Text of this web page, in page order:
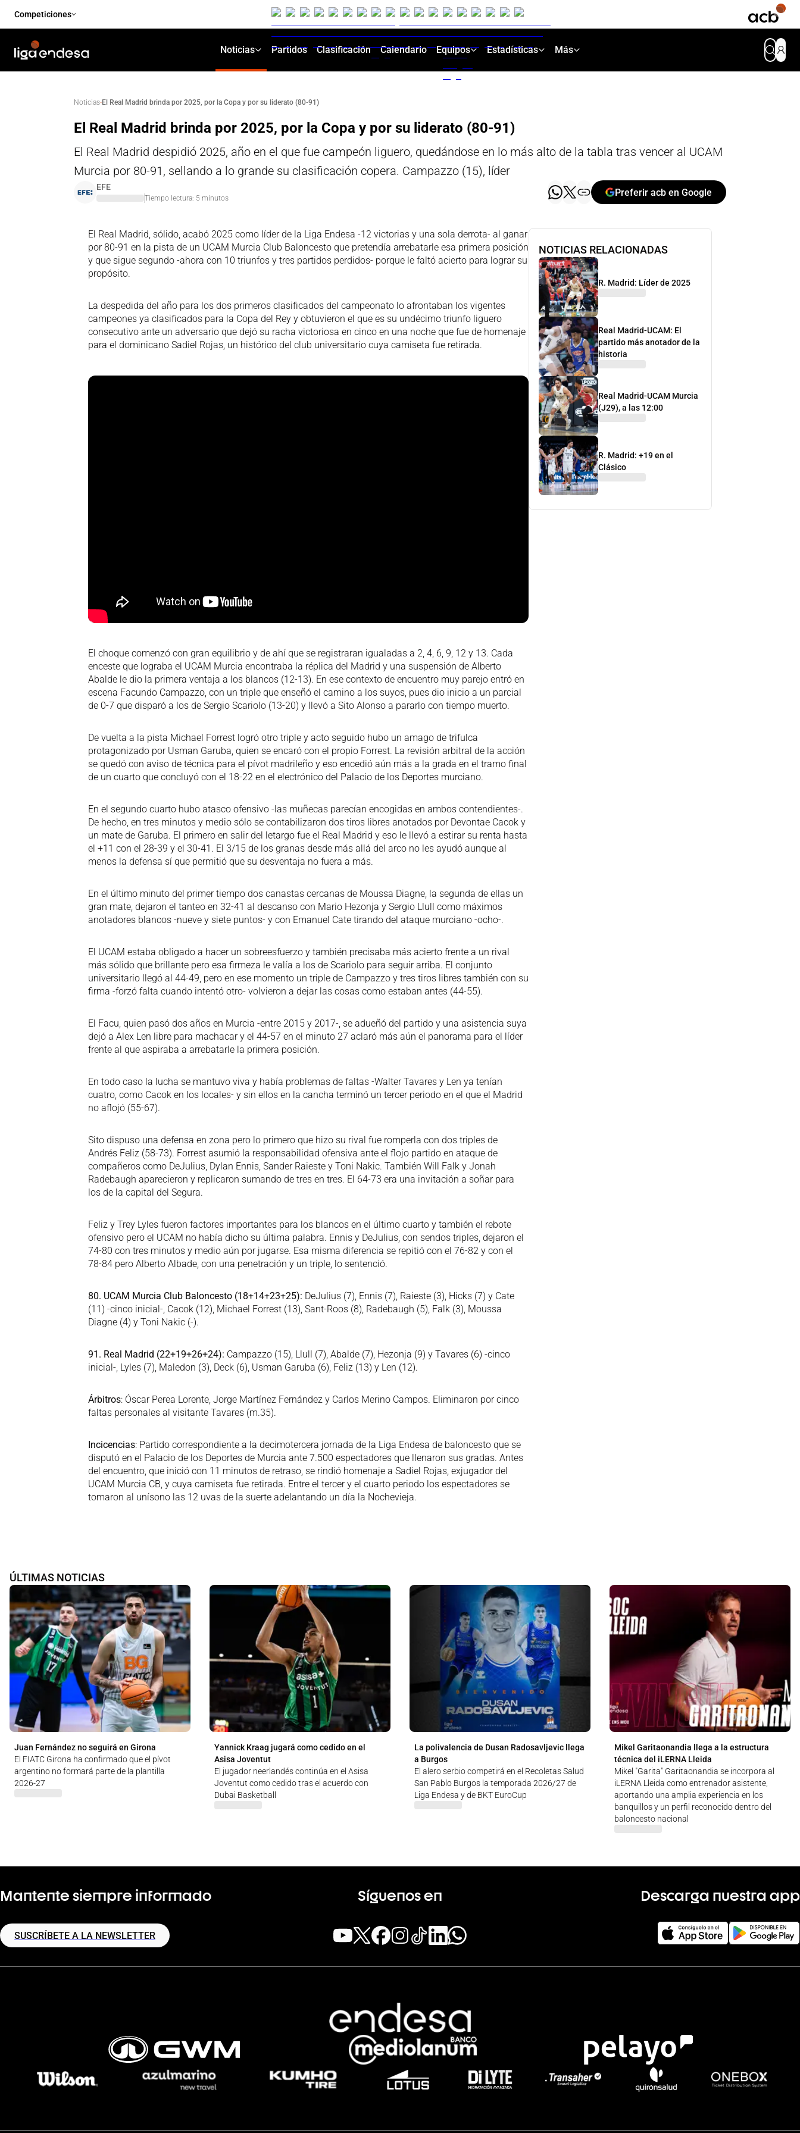
Competiciones
Noticias Partidos Clasificación Calendario Equipos Estadísticas Más
Noticias·El Real Madrid brinda por 2025, por la Copa y por su liderato (80-91)
El Real Madrid brinda por 2025, por la Copa y por su liderato (80-91)
El Real Madrid despidió 2025, año en el que fue campeón liguero, quedándose en lo más alto de la tabla tras vencer al UCAM
Murcia por 80-91, sellando a lo grande su clasificación copera. Campazzo (15), líder
EFE
Tiempo lectura: 5 minutos
Preferir acb en Google
El Real Madrid, sólido, acabó 2025 como líder de la Liga Endesa -12 victorias y una sola derrota- al ganar
por 80-91 en la pista de un UCAM Murcia Club Baloncesto que pretendía arrebatarle esa primera posición
y que sigue segundo -ahora con 10 triunfos y tres partidos perdidos- porque le faltó acierto para lograr su
propósito.
La despedida del año para los dos primeros clasificados del campeonato lo afrontaban los vigentes
campeones ya clasificados para la Copa del Rey y obtuvieron el que es su undécimo triunfo liguero
consecutivo ante un adversario que dejó su racha victoriosa en cinco en una noche que fue de homenaje
para el dominicano Sadiel Rojas, un histórico del club universitario cuya camiseta fue retirada.
El choque comenzó con gran equilibrio y de ahí que se registraran igualadas a 2, 4, 6, 9, 12 y 13. Cada
enceste que lograba el UCAM Murcia encontraba la réplica del Madrid y una suspensión de Alberto
Abalde le dio la primera ventaja a los blancos (12-13). En ese contexto de encuentro muy parejo entró en
escena Facundo Campazzo, con un triple que enseñó el camino a los suyos, pues dio inicio a un parcial
de 0-7 que disparó a los de Sergio Scariolo (13-20) y llevó a Sito Alonso a pararlo con tiempo muerto.
De vuelta a la pista Michael Forrest logró otro triple y acto seguido hubo un amago de trifulca
protagonizado por Usman Garuba, quien se encaró con el propio Forrest. La revisión arbitral de la acción
se quedó con aviso de técnica para el pívot madrileño y eso encedió aún más a la grada en el tramo final
de un cuarto que concluyó con el 18-22 en el electrónico del Palacio de los Deportes murciano.
En el segundo cuarto hubo atasco ofensivo -las muñecas parecían encogidas en ambos contendientes-.
De hecho, en tres minutos y medio sólo se contabilizaron dos tiros libres anotados por Devontae Cacok y
un mate de Garuba. El primero en salir del letargo fue el Real Madrid y eso le llevó a estirar su renta hasta
el +11 con el 28-39 y el 30-41. El 3/15 de los granas desde más allá del arco no les ayudó aunque al
menos la defensa sí que permitió que su desventaja no fuera a más.
En el último minuto del primer tiempo dos canastas cercanas de Moussa Diagne, la segunda de ellas un
gran mate, dejaron el tanteo en 32-41 al descanso con Mario Hezonja y Sergio Llull como máximos
anotadores blancos -nueve y siete puntos- y con Emanuel Cate tirando del ataque murciano -ocho-.
El UCAM estaba obligado a hacer un sobreesfuerzo y también precisaba más acierto frente a un rival
más sólido que brillante pero esa firmeza le valía a los de Scariolo para seguir arriba. El conjunto
universitario llegó al 44-49, pero en ese momento un triple de Campazzo y tres tiros libres también con su
firma -forzó falta cuando intentó otro- volvieron a dejar las cosas como estaban antes (44-55).
El Facu, quien pasó dos años en Murcia -entre 2015 y 2017-, se adueñó del partido y una asistencia suya
dejó a Alex Len libre para machacar y el 44-57 en el minuto 27 aclaró más aún el panorama para el líder
frente al que aspiraba a arrebatarle la primera posición.
En todo caso la lucha se mantuvo viva y había problemas de faltas -Walter Tavares y Len ya tenían
cuatro, como Cacok en los locales- y sin ellos en la cancha terminó un tercer periodo en el que el Madrid
no aflojó (55-67).
Sito dispuso una defensa en zona pero lo primero que hizo su rival fue romperla con dos triples de
Andrés Feliz (58-73). Forrest asumió la responsabilidad ofensiva ante el flojo partido en ataque de
compañeros como DeJulius, Dylan Ennis, Sander Raieste y Toni Nakic. También Will Falk y Jonah
Radebaugh aparecieron y replicaron sumando de tres en tres. El 64-73 era una invitación a soñar para
los de la capital del Segura.
Feliz y Trey Lyles fueron factores importantes para los blancos en el último cuarto y también el rebote
ofensivo pero el UCAM no había dicho su última palabra. Ennis y DeJulius, con sendos triples, dejaron el
74-80 con tres minutos y medio aún por jugarse. Esa misma diferencia se repitió con el 76-82 y con el
78-84 pero Alberto Albade, con una penetración y un triple, lo sentenció.
80. UCAM Murcia Club Baloncesto (18+14+23+25): DeJulius (7), Ennis (7), Raieste (3), Hicks (7) y Cate
(11) -cinco inicial-, Cacok (12), Michael Forrest (13), Sant-Roos (8), Radebaugh (5), Falk (3), Moussa
Diagne (4) y Toni Nakic (-).
91. Real Madrid (22+19+26+24): Campazzo (15), Llull (7), Abalde (7), Hezonja (9) y Tavares (6) -cinco
inicial-, Lyles (7), Maledon (3), Deck (6), Usman Garuba (6), Feliz (13) y Len (12).
Árbitros: Óscar Perea Lorente, Jorge Martínez Fernández y Carlos Merino Campos. Eliminaron por cinco
faltas personales al visitante Tavares (m.35).
Incicencias: Partido correspondiente a la decimotercera jornada de la Liga Endesa de baloncesto que se
disputó en el Palacio de los Deportes de Murcia ante 7.500 espectadores que llenaron sus gradas. Antes
del encuentro, que inició con 11 minutos de retraso, se rindió homenaje a Sadiel Rojas, exjugador del
UCAM Murcia CB, y cuya camiseta fue retirada. Entre el tercer y el cuarto periodo los espectadores se
tomaron al unísono las 12 uvas de la suerte adelantando un día la Nochevieja.
NOTICIAS RELACIONADAS
R. Madrid: Líder de 2025
Real Madrid-UCAM: El
partido más anotador de la
historia
Real Madrid-UCAM Murcia
(J29), a las 12:00
R. Madrid: +19 en el
Clásico
ÚLTIMAS NOTICIAS
Juan Fernández no seguirá en Girona
El FIATC Girona ha confirmado que el pívot
argentino no formará parte de la plantilla
2026-27
Yannick Kraag jugará como cedido en el
Asisa Joventut
El jugador neerlandés continúa en el Asisa
Joventut como cedido tras el acuerdo con
Dubai Basketball
La polivalencia de Dusan Radosavljevic llega
a Burgos
El alero serbio competirá en el Recoletas Salud
San Pablo Burgos la temporada 2026/27 de
Liga Endesa y de BKT EuroCup
Mikel Garitaonandia llega a la estructura
técnica del iLERNA Lleida
Mikel "Garita" Garitaonandia se incorpora al
iLERNA Lleida como entrenador asistente,
aportando una amplia experiencia en los
banquillos y un perfil reconocido dentro del
baloncesto nacional
Mantente siempre informado
SUSCRÍBETE A LA NEWSLETTER
Síguenos en Descarga nuestra app